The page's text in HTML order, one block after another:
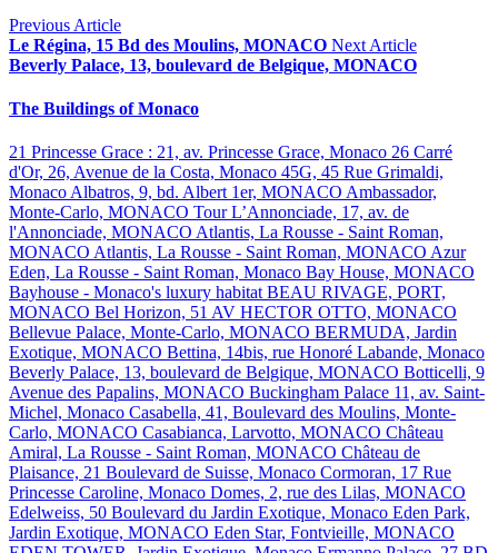
Previous Article
Le Régina, 15 Bd des Moulins, MONACO Next Article
Beverly Palace, 13, boulevard de Belgique, MONACO
The Buildings of Monaco
21 Princesse Grace : 21, av. Princesse Grace, Monaco 26 Carré
d'Or, 26, Avenue de la Costa, Monaco 45G, 45 Rue Grimaldi,
MonacoAlbatros, 9, bd. Albert 1er, MONACO Ambassador,
Monte-Carlo, MONACO Tour L’Annonciade, 17, av. de
l'Annonciade, MONACO Atlantis, La Rousse - Saint Roman,
MONACO Atlantis, La Rousse - Saint Roman, MONACO Azur
Eden, La Rousse - Saint Roman, Monaco Bay House, MONACO
Bayhouse - Monaco's luxury habitatBEAU RIVAGE, PORT,
MONACO Bel Horizon, 51 AV HECTOR OTTO, MONACO
Bellevue Palace, Monte-Carlo, MONACO BERMUDA, Jardin
Exotique, MONACO Bettina, 14bis, rue Honoré Labande, Monaco
Beverly Palace, 13, boulevard de Belgique, MONACO Botticelli, 9
Avenue des Papalins, MONACO Buckingham Palace 11, av. Saint-
Michel, Monaco Casabella, 41, Boulevard des Moulins, Monte-
Carlo, MONACO Casabianca, Larvotto, MONACO Château
Amiral, La Rousse - Saint Roman, MONACO Château de
Plaisance, 21 Boulevard de Suisse, Monaco Cormoran, 17 Rue
Princesse Caroline, Monaco Domes, 2, rue des Lilas, MONACO
Edelweiss, 50 Boulevard du Jardin Exotique, Monaco Eden Park,
Jardin Exotique, MONACO Eden Star, Fontvieille, MONACO